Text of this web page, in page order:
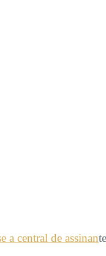
a central de assinante